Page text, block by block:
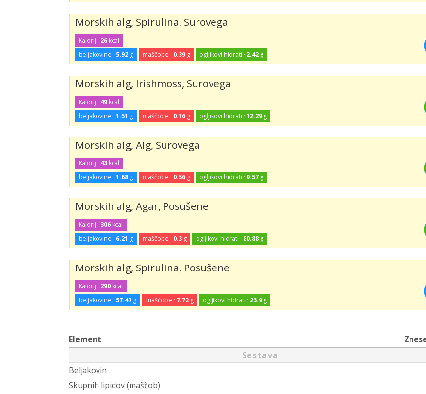
Morskih alg, Spirulina, Surovega
Kalorij · 26 kcal
beljakovine · 5.92 g maščobe · 0.39g ogljikovi hidrati · 2.42g
Morskih alg, Irishmoss, Surovega
Kalorij · 49 kcal
beljakovine ·1.51 g maščobe · 0.16g ogljikovi hidrati · 12.29g
Morskih alg, Alg, Surovega
Kalorij · 43 kcal
beljakovine ·1.68 g maščobe · 0.56g ogljikovi hidrati · 9.57g
Morskih alg, Agar, Posušene
Kalorij · 306 kcal
beljakovine · 6.21 g maščobe · 0.3g ogljikovi hidrati · 80.88g
Morskih alg, Spirulina, Posušene
Kalorij · 290 kcal
beljakovine · 57.47 g maščobe · 7.72g ogljikovi hidrati · 23.9g
Element
Sestava
Beljakovin
Skupnih lipidov (maščob)